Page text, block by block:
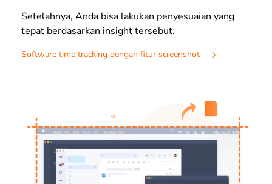
Setelahnya, Anda bisa lakukan penyesuaian yang
tepat berdasarkan insight tersebut.
Software time tracking dengan fitur screenshot